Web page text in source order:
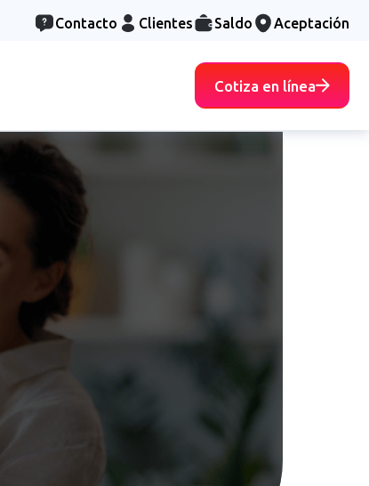
Contacto Clientes Saldo Aceptación
Cotiza en línea